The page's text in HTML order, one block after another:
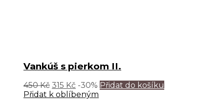
Vankúš s pierkom II.
450Kč 315 Kč -30% Přidat do košíku
Přidat k oblíbeným